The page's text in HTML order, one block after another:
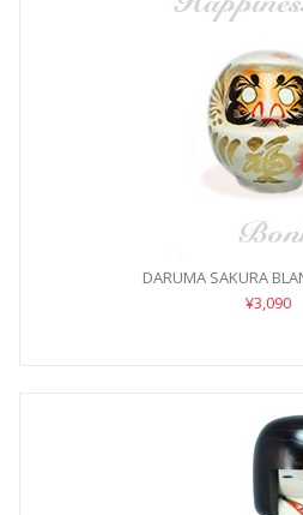
DARUMA SAKURA
¥3,090